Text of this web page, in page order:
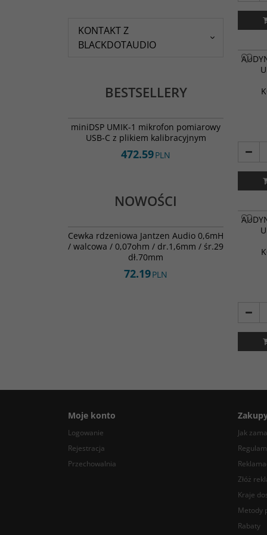
KONTAKT Z
BLACKDOTAUDIO
BESTSELLERY
BESTSELLER DARMOWA DOSTAWA
miniDSP UMIK-1 mikrofon pomiarowy
USB-C z plikiem kalibracyjnym
472.59PLN
NOWOŚCI
NOWOŚĆ
Cewka rdzeniowa Jantzen Audio 0,6mH
/ walcowa / 0,07ohm / dr.1,6mm / śr.29
dł.70mm
72.19PLN
Moje konto
Logowanie
Rejestracja
Przechowalnia
Jak
Złóż
Kraje
Metody
Rabaty